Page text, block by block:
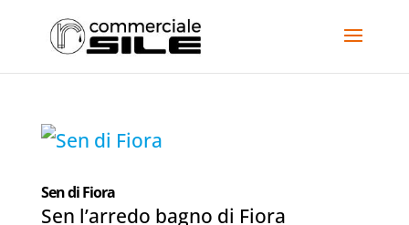
Sen di Fiora
Sen l’arredo bagno di Fiora